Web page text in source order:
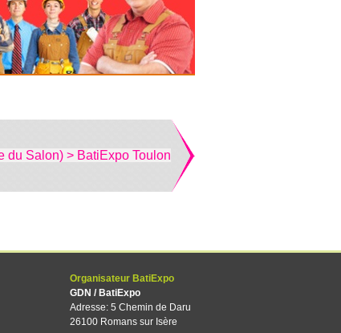
du Salon) > BatiExpo Toulon
Organisateur BatiExpo
GDN / BatiExpo
Adresse: 5 Chemin de Daru
26100 Romans sur Isère